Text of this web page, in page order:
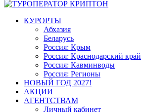
КУРОРТЫ
Абхазия
Беларусь
Россия: Крым
Россия: Краснодарский край
Россия: Кавминводы
Россия: Регионы
НОВЫЙ ГОД 2027!
АКЦИИ
АГЕНТСТВАМ
Личный кабинет